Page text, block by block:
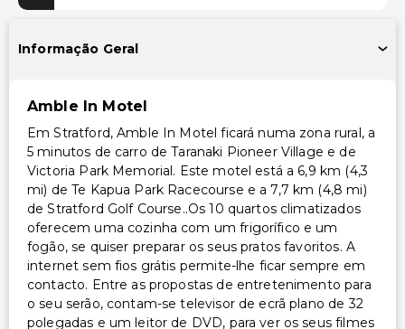
Estacionamento acessível para cadeira de rodas
Outros serviços
Serviço de lavanderia
Informação Geral
Amble In Motel
Em Stratford, Amble In Motel ficará numa zona rural, a
5 minutos de carro de Taranaki Pioneer Village e de
Victoria Park Memorial. Este motel está a 6,9 km (4,3
mi) de Te Kapua Park Racecourse e a 7,7 km (4,8 mi)
de Stratford Golf Course..Os 10 quartos climatizados
oferecem uma cozinha com um frigorífico e um
fogão, se quiser preparar os seus pratos favoritos. A
internet sem fios grátis permite-lhe ficar sempre em
contacto. Entre as propostas de entretenimento para
o seu serão, contam-se televisor de ecrã plano de 32
polegadas e um leitor de DVD, para ver os seus filmes